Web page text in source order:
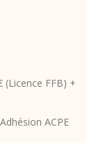
(Licence FFB) +
ACPE